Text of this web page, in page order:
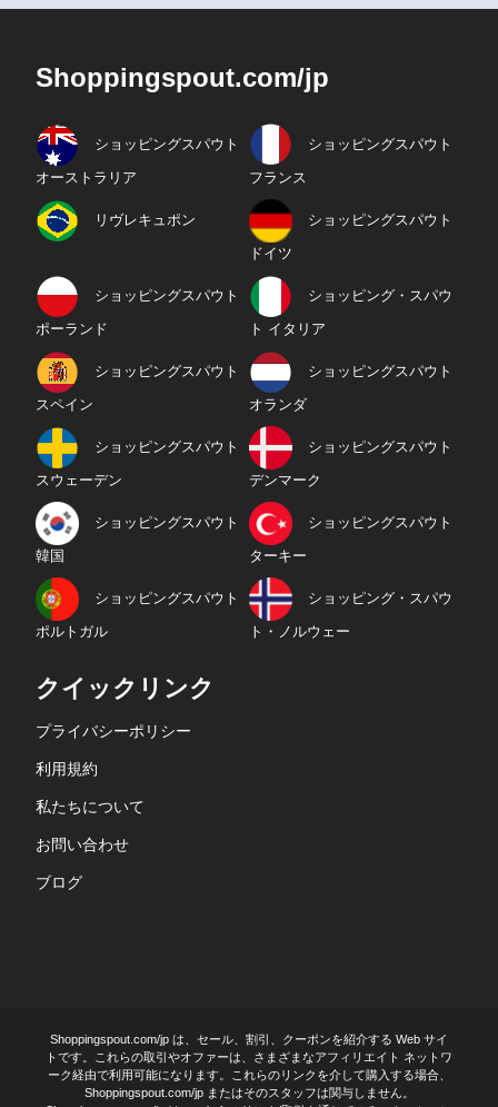
Shoppingspout.com/jp
ショッピングスパウト
オーストラリア
ショッピングスパウト
フランス
リヴレキュポン ショッピングスパウト
ドイツ
ショッピングスパウト
ポーランド
ショッピング・スパウ
ト イタリア
ショッピングスパウト
スペイン
ショッピングスパウト
オランダ
ショッピングスパウト
スウェーデン
ショッピングスパウト
デンマーク
ショッピングスパウト
韓国
ショッピングスパウト
ターキー
ショッピングスパウト
ポルトガル
ショッピング・スパウ
ト・ノルウェー
クイックリンク
プライバシーポリシー
利用規約
私たちについて
お問い合わせ
ブログ
Shoppingspout.com/jp は、セール、割引、クーポンを紹介する Web サイ
トです。これらの取引やオファーは、さまざまなアフィリエイト ネットワ
ーク経由で利用可能になります。これらのリンクを介して購入する場合、
Shoppingspout.com/jp またはそのスタッフは関与しません。